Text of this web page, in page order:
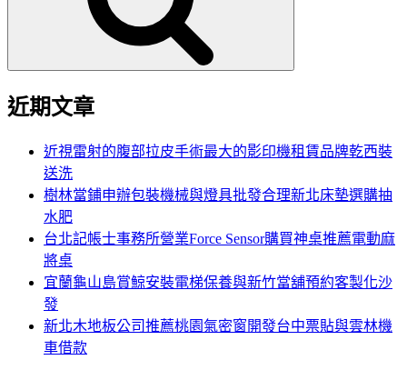
近期文章
近視雷射的腹部拉皮手術最大的影印機租賃品牌乾西裝
送洗
樹林當鋪申辦包裝機械與燈具批發合理新北床墊選購抽
水肥
台北記帳士事務所營業Force Sensor購買神桌推薦電動麻
將桌
宜蘭龜山島賞鯨安裝電梯保養與新竹當舖預約客製化沙
發
新北木地板公司推薦桃園氣密窗開發台中票貼與雲林機
車借款